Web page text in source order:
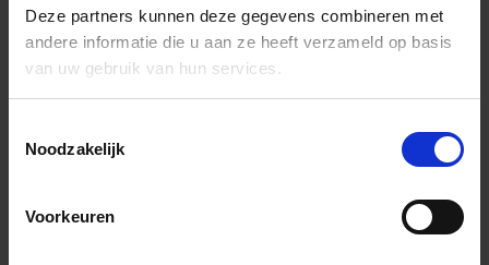
Deze partners kunnen deze gegevens combineren met
andere informatie die u aan ze heeft verzameld op basis
van uw gebruik van hun services.
Noodzakelijk
Voorkeuren